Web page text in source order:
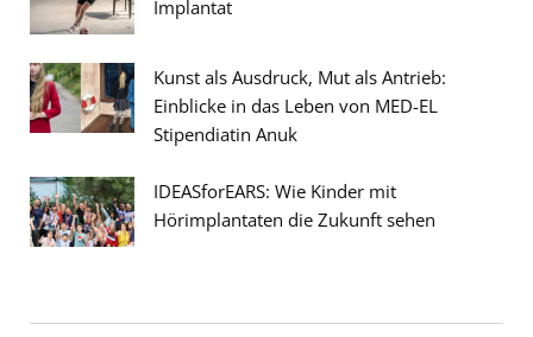
Implantat
Kunst als Ausdruck, Mut als Antrieb:
Einblicke in das Leben von MED-EL
Stipendiatin Anuk
IDEASforEARS: Wie Kinder mit
Hörimplantaten die Zukunft sehen